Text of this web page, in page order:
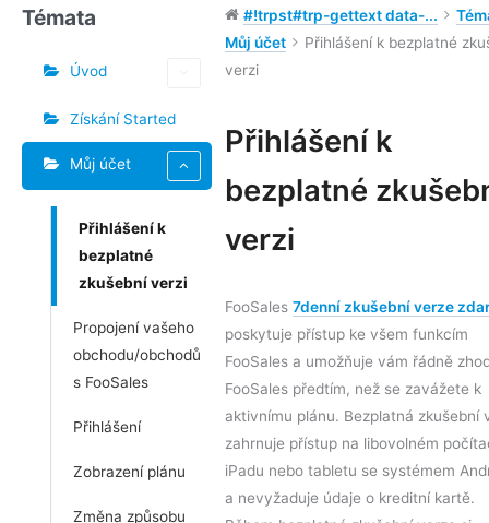
Témata
Úvod
Získání Started
Můj účet
Přihlášení k
bezplatné
zkušební verzi
Propojení vašeho
obchodu/obchodů
s FooSales
Přihlášení
Zobrazení plánu
Změna způsobu
#!trpst#trp-gettext data-...
Můj účet
Přihlášení k bezplatné
verzi
Přihlášení k
bezplatné
verzi
FooSales 7denní zkušební verze
poskytuje přístup ke všem funkcím
FooSales a umožňuje vám řádně
FooSales předtím, než se zavážete k
aktivnímu plánu. Bezplatná zkušební
zahrnuje přístup na libovolném
iPadu nebo tabletu se systémem
a nevyžaduje údaje o kreditní kartě.
Štítky
v
dokumentu